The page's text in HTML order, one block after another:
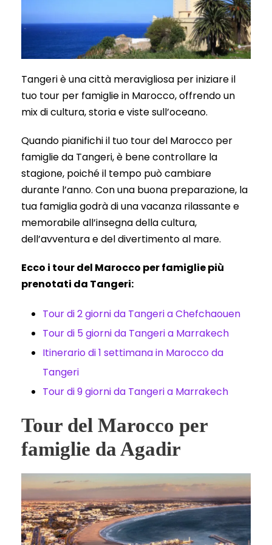
Tangeri è una città meravigliosa per iniziare il
tuo tour per famiglie in Marocco, offrendo un
mix di cultura, storia e viste sull’oceano.
Quando pianifichi il tuo tour del Marocco per
famiglie da Tangeri, è bene controllare la
stagione, poiché il tempo può cambiare
durante l’anno. Con una buona preparazione, la
tua famiglia godrà di una vacanza rilassante e
memorabile all’insegna della cultura,
dell’avventura e del divertimento al mare.
Ecco i tour del Marocco per famiglie più
prenotati da Tangeri:
Tour di 2 giorni da Tangeri a Chefchaouen
Tour di 5 giorni da Tangeri a Marrakech
Itinerario di 1 settimana in Marocco da
Tangeri
Tour di 9 giorni da Tangeri a Marrakech
Tour del Marocco per
famiglie da Agadir